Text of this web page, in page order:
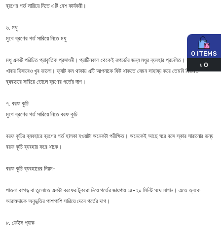
ব্রণের গর্ত সারিয়ে নিতে এটি বেশ কার্যকরী।
৬. মধু
মুখে ব্রণের গর্ত সারিয়ে নিতে মধু
মধু একটি পরিচিত প্রাকৃতিক প্রসাধনী। প্রাচীনকাল থেকেই রূপচর্চার জন্য মধুর ব্যবহার প্রচলিত। মধুর মিষ্টতা
খাবার হিসাবেও খুব ভালো। ফ্যাট কম থাকায় এটি আপনাকে ফিট থাকতে যেমন সাহায্য করে তেমনি নিয়মিত
ব্যবহারে সারিয়ে তোলে ব্রণের গর্তের দাগ।
৭. বরফ কুচি
মুখে ব্রণের গর্ত সারিয়ে নিতে বরফ কুচি
বরফ কুচির ব্যবহারে ব্রণের গর্ত হালকা হওয়াটা অনেকটা পরীক্ষিত। অনেকেই আছে ঘরে বসে স্কার সারানোর জন্য
বরফ কুচি ব্যবহার করে থাকে।
বরফ কুচি ব্যবহারের নিয়ম-
পাতলা কাপড় বা তুলোতে একটা বরফের টু্করো নিয়ে গর্তের জায়গায় ১৫-২০ মিনিট ঘষে লাগান। এতে ত্বকে
আরামদায়ক অনুভূতির পাশাপাশি সারিয়ে দেবে গর্তের দাগ।
৮. ফেইস প্যাক
0 ITEMS
৳ 0